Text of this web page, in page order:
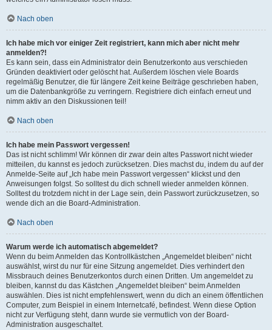
Nach oben
Ich habe mich vor einiger Zeit registriert, kann mich aber nicht mehr
anmelden?!
Es kann sein, dass ein Administrator dein Benutzerkonto aus verschieden
Gründen deaktiviert oder gelöscht hat. Außerdem löschen viele Boards
regelmäßig Benutzer, die für längere Zeit keine Beiträge geschrieben haben,
um die Datenbankgröße zu verringern. Registriere dich einfach erneut und
nimm aktiv an den Diskussionen teil!
Nach oben
Ich habe mein Passwort vergessen!
Das ist nicht schlimm! Wir können dir zwar dein altes Passwort nicht wieder
mitteilen, du kannst es jedoch zurücksetzen. Dies machst du, indem du auf der
Anmelde-Seite auf „Ich habe mein Passwort vergessen“ klickst und den
Anweisungen folgst. So solltest du dich schnell wieder anmelden können.
Solltest du trotzdem nicht in der Lage sein, dein Passwort zurückzusetzen, so
wende dich an die Board-Administration.
Nach oben
Warum werde ich automatisch abgemeldet?
Wenn du beim Anmelden das Kontrollkästchen „Angemeldet bleiben“ nicht
auswählst, wirst du nur für eine Sitzung angemeldet. Dies verhindert den
Missbrauch deines Benutzerkontos durch einen Dritten. Um angemeldet zu
bleiben, kannst du das Kästchen „Angemeldet bleiben“ beim Anmelden
auswählen. Dies ist nicht empfehlenswert, wenn du dich an einem öffentlichen
Computer, zum Beispiel in einem Internetcafé, befindest. Wenn diese Option
nicht zur Verfügung steht, dann wurde sie vermutlich von der Board-
Administration ausgeschaltet.